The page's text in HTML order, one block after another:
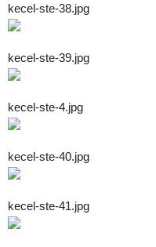
kecel-ste-38.jpg
kecel-ste-39.jpg
kecel-ste-4.jpg
kecel-ste-40.jpg
kecel-ste-41.jpg